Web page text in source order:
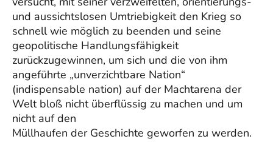
und aussichtslosen Umtriebigkeit den Krieg so
schnell wie möglich zu beenden und seine
geopolitische Handlungsfähigkeit
zurückzugewinnen, um sich und die von ihm
angeführte „unverzichtbare Nation“
(indispensable nation) auf der Machtarena der
Welt bloß nicht überflüssig zu machen und um
nicht auf den
Müllhaufen der Geschichte geworfen zu werden.